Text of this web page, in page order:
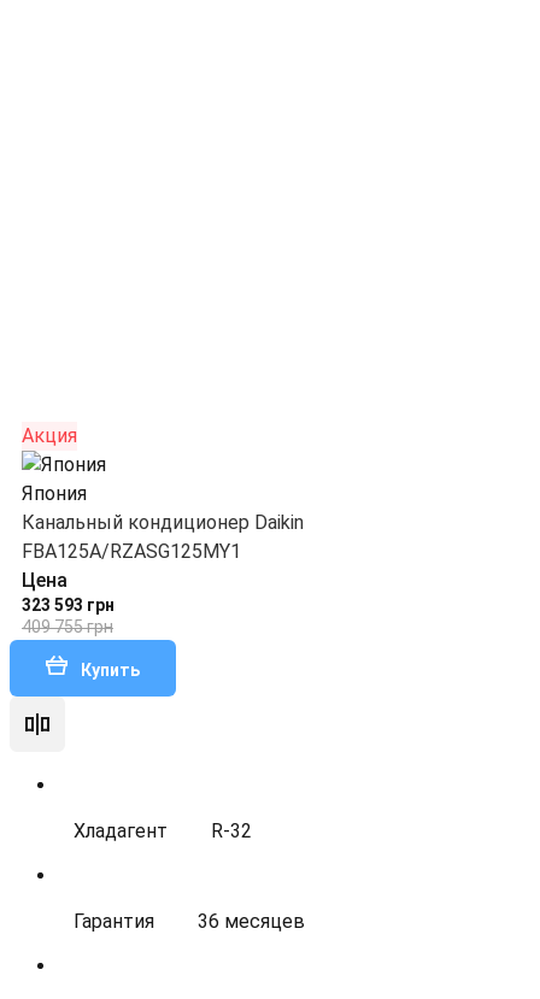
Акция
Япония
Канальный кондиционер Daikin
FBA125A/RZASG125MY1
Цена
323 593 грн
409 755 грн
Купить
Хладагент R-32
Гарантия 36 месяцев